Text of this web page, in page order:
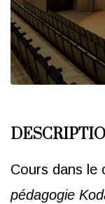
Cours dans le
pédagogie